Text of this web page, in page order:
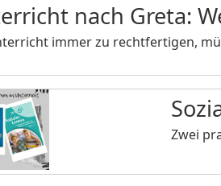
nach Greta:
immer zu rechtfertigen,
Zwei